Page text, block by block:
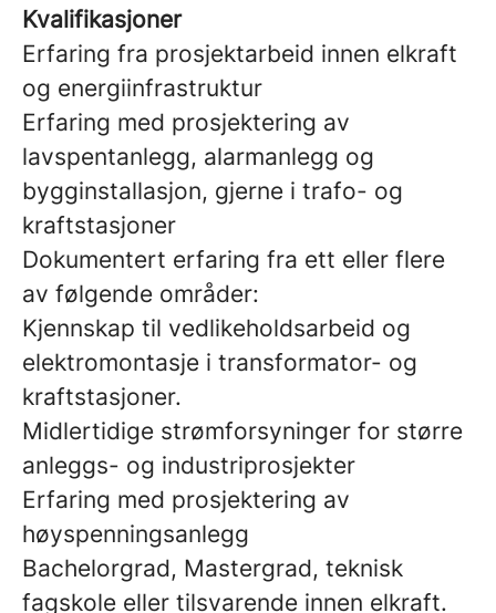
Kvalifikasjoner
Erfaring fra prosjektarbeid innen elkraft
og energiinfrastruktur
Erfaring med prosjektering av
lavspentanlegg, alarmanlegg og
bygginstallasjon, gjerne i trafo- og
kraftstasjoner
Dokumentert erfaring fra ett eller flere
av følgende områder:
Kjennskap til vedlikeholdsarbeid og
elektromontasje i transformator- og
kraftstasjoner.
Midlertidige strømforsyninger for større
anleggs- og industriprosjekter
Erfaring med prosjektering av
høyspenningsanlegg
Bachelorgrad, Mastergrad, teknisk
fagskole eller tilsvarende innen elkraft.